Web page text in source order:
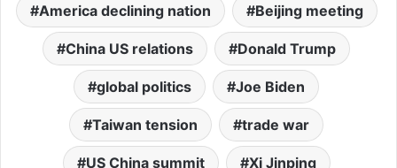
America declining nation Beijing meeting
China US relations Donald Trump
global politics Joe Biden
Taiwan tension trade war
US China summit Xi Jinping